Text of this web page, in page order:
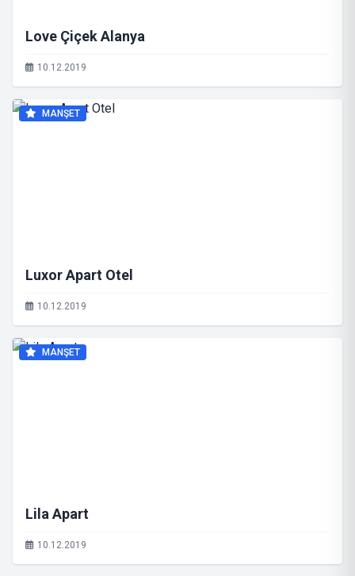
Love Çiçek Alanya
10.12.2019
MANŞET
Luxor Apart Otel
10.12.2019
MANŞET
Lila Apart
10.12.2019